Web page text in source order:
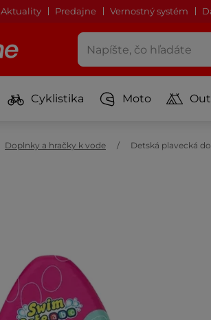
Aktuality Predajne Vernostný systém
Cyklistika Moto
Doplnky a hračky k vode Detská plavecká